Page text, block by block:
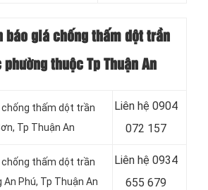
báo giá chống thấm dột trần
thuộc Tp Thuận An
chống thấm dột trần
, Tp Thuận An
Liên hệ 0904
072 157
chống thấm dột trần
An Phú, Tp Thuận An
Liên hệ 0934
655 679